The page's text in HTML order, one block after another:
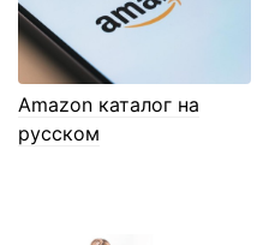
Amazon каталог на
русском